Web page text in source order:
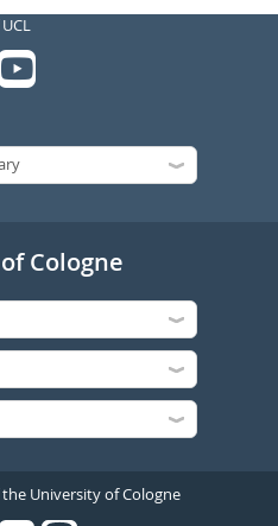
Cologne
University of Cologne